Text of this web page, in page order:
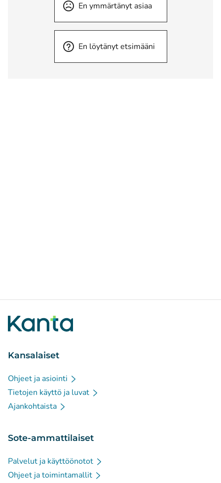
En ymmärtänyt asiaa
En löytänyt etsimääni
Kansalaiset
Ohjeet ja asiointi
Tietojen käyttö ja luvat
Ajankohtaista
Sote-ammattilaiset
Palvelut ja käyttöönotot
Ohjeet ja toimintamallit